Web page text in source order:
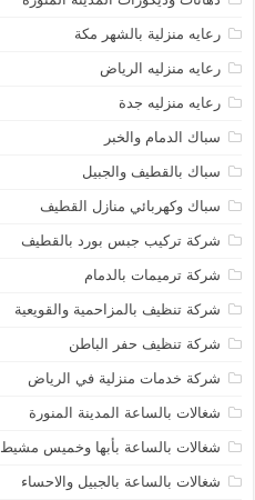
رعايه منزلية بالشهر مكة
رعايه منزليه الرياض
رعايه منزليه جدة
سباك الدمام والخبر
سباك بالقطيف والجبيل
سباك وكهربائي منازل القطيف
شركة تركيب جبس بورد بالقطيف
شركة ترميمات بالدمام
شركة تنظيف بالمزاحمية والقويعية
شركة تنظيف حفر الباطن
شركة خدمات منزلية في الرياض
شغالات بالساعة المدينة المنورة
شغالات بالساعة بأبها وخميس مشيط
شغالات بالساعة بالجبيل والاحساء